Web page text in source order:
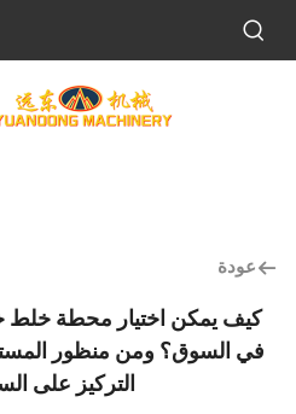
عودة
كيف يمكن اختيار محطة خلط
في السوق؟ ومن منظور
التركيز على